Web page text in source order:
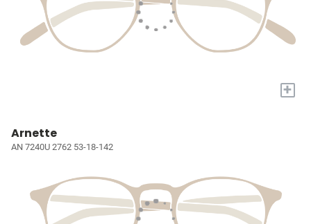
+
Arnette
AN 7240U 2762 53-18-142